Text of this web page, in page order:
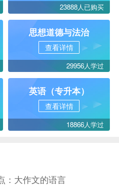
23888人已购买
思想道德与法治
查看详情
29956人学过
英语（专升本）
查看详情
18866人学过
：大作文的语言